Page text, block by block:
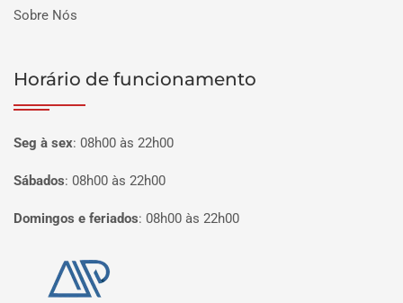
Sobre Nós
Horário de funcionamento
Seg à sex: 08h00 às 22h00
Sábados: 08h00 às 22h00
Domingos e feriados: 08h00 às 22h00
Página inicial